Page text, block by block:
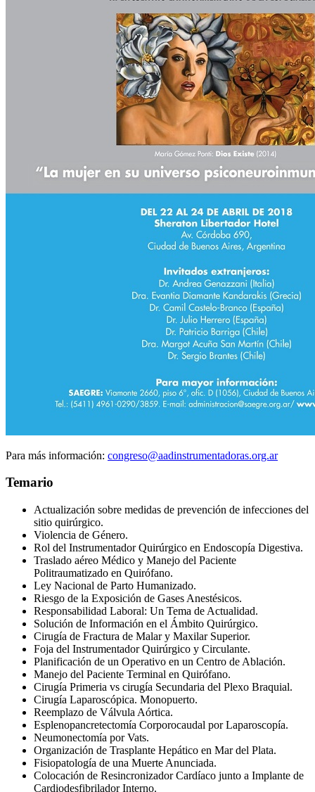
Para más información: congreso@aadinstrumentadoras.org.ar
Temario
Actualización sobre medidas de prevención de infecciones del
sitio quirúrgico.
Violencia de Género.
Rol del Instrumentador Quirúrgico en Endoscopía Digestiva.
Traslado aéreo Médico y Manejo del Paciente
Politraumatizado en Quirófano.
Ley Nacional de Parto Humanizado.
Riesgo de la Exposición de Gases Anestésicos.
Responsabilidad Laboral: Un Tema de Actualidad.
Solución de Información en el Ámbito Quirúrgico.
Cirugía de Fractura de Malar y Maxilar Superior.
Foja del Instrumentador Quirúrgico y Circulante.
Planificación de un Operativo en un Centro de Ablación.
Manejo del Paciente Terminal en Quirófano.
Cirugía Primeria vs cirugía Secundaria del Plexo Braquial.
Cirugía Laparoscópica. Monopuerto.
Reemplazo de Válvula Aórtica.
Esplenopancretectomía Corporocaudal por Laparoscopía.
Neumonectomía por Vats.
Organización de Trasplante Hepático en Mar del Plata.
Fisiopatología de una Muerte Anunciada.
Colocación de Resincronizador Cardíaco junto a Implante de
Cardiodesfibrilador Interno.